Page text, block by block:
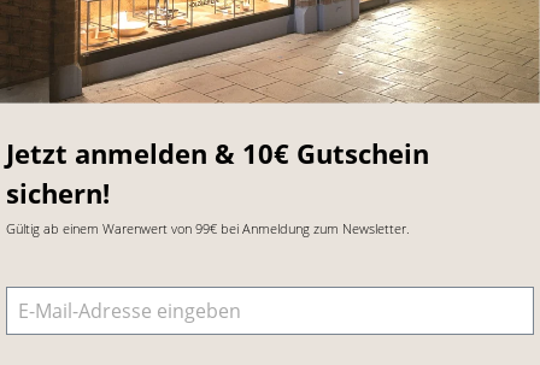
Jetzt anmelden & 10€ Gutschein
sichern!
Gültig ab einem Warenwert von 99€ bei Anmeldung zum Newsletter.
E-Mail-Adresse